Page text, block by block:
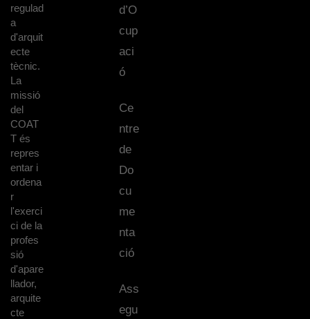
regulad
a
d'arquit
ecte
tècnic.
La
missió
del
COAT
T és
repres
entar i
ordena
r
l'exerci
ci de la
profes
sió
d'apare
llador,
arquite
cte
d’O
cup
aci
ó
Ce
ntre
de
Do
cu
me
nta
ció
Ass
egu